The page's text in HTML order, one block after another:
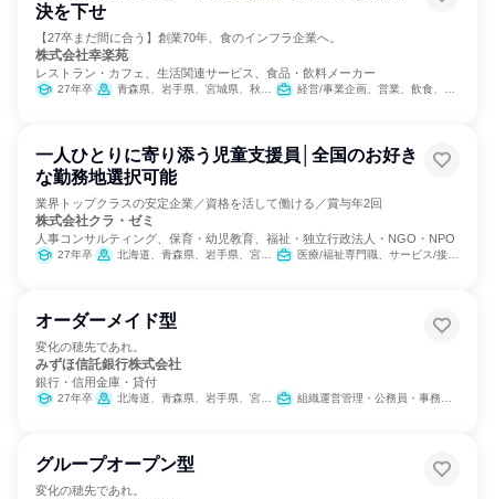
決を下せ
【27卒まだ間に合う】創業70年、食のインフラ企業へ。
株式会社幸楽苑
レストラン・カフェ、生活関連サービス、食品・飲料メーカー
27年卒 青森県、岩手県、宮城県、秋田県、山形県、福島県、茨城県、栃木県、群馬県、埼玉県、千葉県、東京都、神奈川県、新潟県、山梨県、長野県、静岡県 経営/事業企画、営業、飲食、小売販売/流通、製造・生産工程、SCM/生産管理/購買/物流、人事、広報/IR、商品企画、マーケティング・広告・宣伝、カスタマーサクセス
一人ひとりに寄り添う児童支援員│全国のお好き
な勤務地選択可能
業界トップクラスの安定企業／資格を活して働ける／賞与年2回
株式会社クラ・ゼミ
人事コンサルティング、保育・幼児教育、福祉・独立行政法人・NGO・NPO
27年卒 北海道、青森県、岩手県、宮城県、秋田県、山形県、福島県、茨城県、栃木県、群馬県、新潟県、石川県、長野県、岐阜県、静岡県、愛知県、三重県、滋賀県、京都府、大阪府、兵庫県、奈良県、和歌山県、岡山県、広島県、山口県、徳島県、香川県、福岡県、長崎県、熊本県、大分県、宮崎県 医療/福祉専門職、サービス/接客、教育/保育専門職
オーダーメイド型
変化の穂先であれ。
みずほ信託銀行株式会社
銀行・信用金庫・貸付
27年卒 北海道、青森県、岩手県、宮城県、秋田県、山形県、福島県、茨城県、栃木県、群馬県、埼玉県、千葉県、東京都、神奈川県、新潟県、富山県、石川県、福井県、山梨県、長野県、岐阜県、静岡県、愛知県、三重県、滋賀県、京都府、大阪府、兵庫県、奈良県、和歌山県、鳥取県、島根県、岡山県、広島県、山口県、徳島県、香川県、愛媛県、高知県、福岡県、佐賀県、長崎県、熊本県、大分県、宮崎県、鹿児島県、沖縄県 組織運営管理・公務員・事務系職種
グループオープン型
変化の穂先であれ。